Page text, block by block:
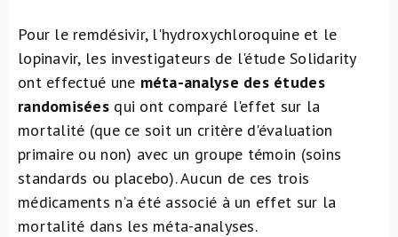
Pour le remdésivir, l'hydroxychloroquine et le
lopinavir, les investigateurs de l'étude Solidarity
ont effectué une méta-analyse des études
randomiséesqui ont comparé l'effet sur la
mortalité (que ce soit un critère d'évaluation
primaire ou non) avec un groupe témoin (soins
standards ou placebo). Aucun de ces trois
médicaments n’a été associé à un effet sur la
mortalité dans les méta-analyses.